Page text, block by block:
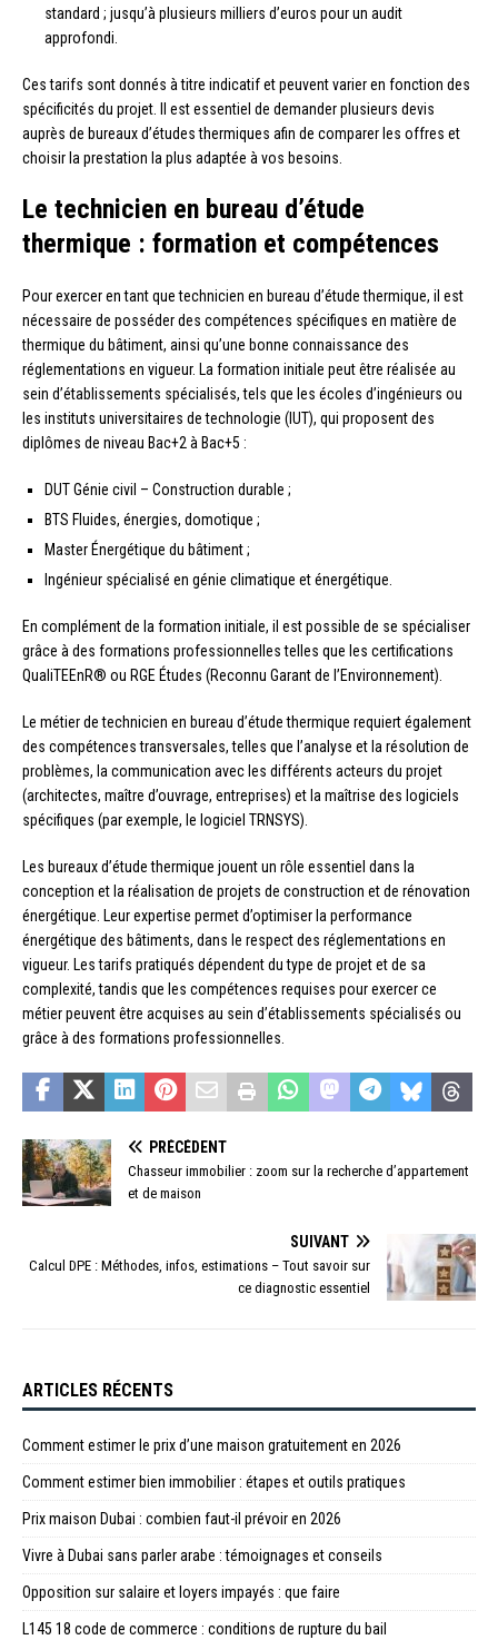
standard ; jusqu’à plusieurs milliers d’euros pour un audit
approfondi.
Ces tarifs sont donnés à titre indicatif et peuvent varier en fonction des
spécificités du projet. Il est essentiel de demander plusieurs devis
auprès de bureaux d’études thermiques afin de comparer les offres et
choisir la prestation la plus adaptée à vos besoins.
Le technicien en bureau d’étude
thermique : formation et compétences
Pour exercer en tant que technicien en bureau d’étude thermique, il est
nécessaire de posséder des compétences spécifiques en matière de
thermique du bâtiment, ainsi qu’une bonne connaissance des
réglementations en vigueur. La formation initiale peut être réalisée au
sein d’établissements spécialisés, tels que les écoles d’ingénieurs ou
les instituts universitaires de technologie (IUT), qui proposent des
diplômes de niveau Bac+2 à Bac+5 :
DUT Génie civil – Construction durable ;
BTS Fluides, énergies, domotique ;
Master Énergétique du bâtiment ;
Ingénieur spécialisé en génie climatique et énergétique.
En complément de la formation initiale, il est possible de se spécialiser
grâce à des formations professionnelles telles que les certifications
QualiTEEnR® ou RGE Études (Reconnu Garant de l’Environnement).
Le métier de technicien en bureau d’étude thermique requiert également
des compétences transversales, telles que l’analyse et la résolution de
problèmes, la communication avec les différents acteurs du projet
(architectes, maître d’ouvrage, entreprises) et la maîtrise des logiciels
spécifiques (par exemple, le logiciel TRNSYS).
Les bureaux d’étude thermique jouent un rôle essentiel dans la
conception et la réalisation de projets de construction et de rénovation
énergétique. Leur expertise permet d’optimiser la performance
énergétique des bâtiments, dans le respect des réglementations en
vigueur. Les tarifs pratiqués dépendent du type de projet et de sa
complexité, tandis que les compétences requises pour exercer ce
métier peuvent être acquises au sein d’établissements spécialisés ou
grâce à des formations professionnelles.
PRÉCÉDENT
Chasseur immobilier : zoom sur la recherche d’appartement
et de maison
SUIVANT
Calcul DPE : Méthodes, infos, estimations – Tout savoir sur
ce diagnostic essentiel
ARTICLES RÉCENTS
Comment estimer le prix d’une maison gratuitement en 2026
Comment estimer bien immobilier : étapes et outils pratiques
Prix maison Dubai : combien faut-il prévoir en 2026
Vivre à Dubai sans parler arabe : témoignages et conseils
Opposition sur salaire et loyers impayés : que faire
L145 18 code de commerce : conditions de rupture du bail